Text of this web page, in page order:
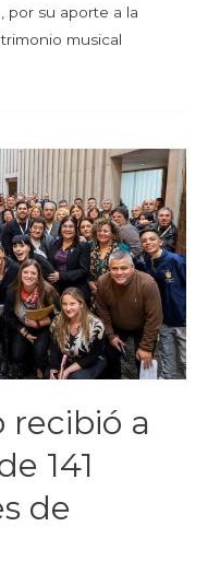
por su aporte a la
musical
recibió a
141
de